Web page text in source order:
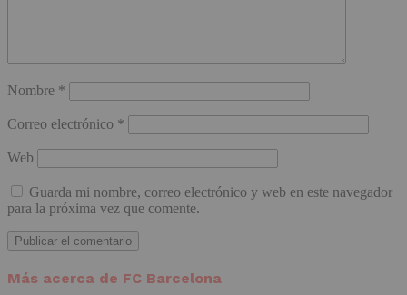
Nombre *
Correo electrónico *
Web
Guarda mi nombre, correo electrónico y web en este navegador
para la próxima vez que comente.
Más acerca de FC Barcelona